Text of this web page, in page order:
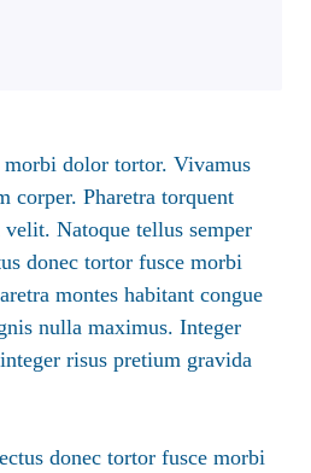
dolor tortor. Vivamus
corper. Pharetra torquent
Natoque tellus semper
donec tortor fusce morbi
montes habitant congue
nulla maximus. Integer
risus pretium gravida
donec tortor fusce morbi